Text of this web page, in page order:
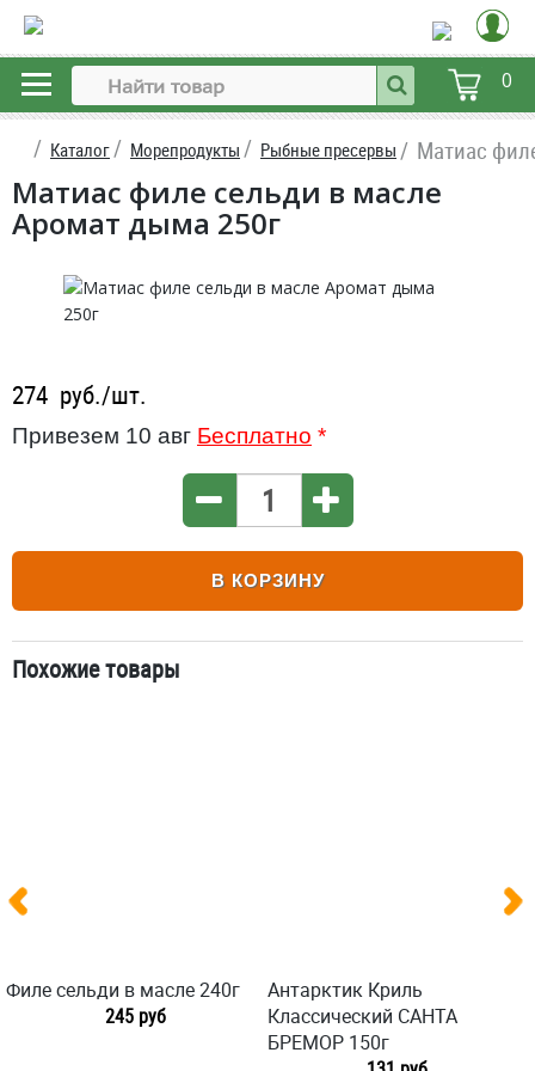
0
Каталог Морепродукты Рыбные пресервы Матиас
Матиас филе сельди в масле
Аромат дыма 250г
274 руб./шт.
Привезем 10 авг Бесплатно *
В КОРЗИНУ
Похожие товары
Филе сельди в масле 240г
245 руб
Антарктик Криль
Классический САНТА
БРЕМОР 150г